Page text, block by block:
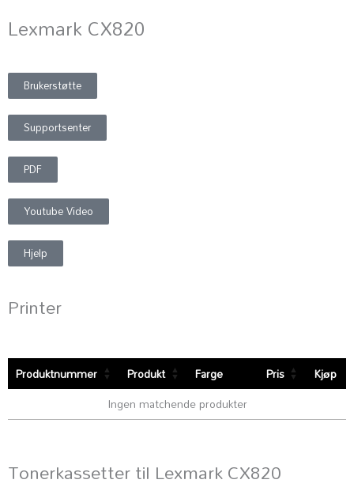
Lexmark CX820
Brukerstøtte
Supportsenter
PDF
Youtube Video
Hjelp
Printer
Produktnummer Produkt Farge Pris
Kjøp
Ingen matchende produkter
Tonerkassetter til Lexmark CX820